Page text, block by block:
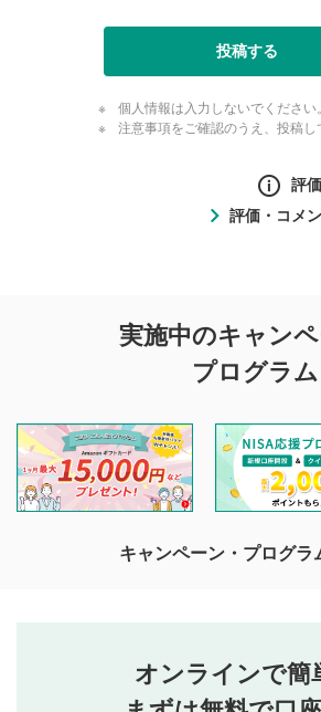
投稿する
個人情報は入力しないでください。
注意事項をご確認のうえ、投稿し
評
投稿するボタン
評価・コメ
投稿に関する
を目的として、各動画コンテンツに、評
投稿ができます。利用者は以下の注意事
閲覧および投稿を行うものとしてくださ
他の利用者が動画を視聴される際の参考
待ちしております。
なお、投稿をもって、本注意事項に同意
行ってください。
当社は、利用者同士、もしくは利用
実施中のキャンペ
プログラム
キャンペーン・プログラ
オンラインで簡